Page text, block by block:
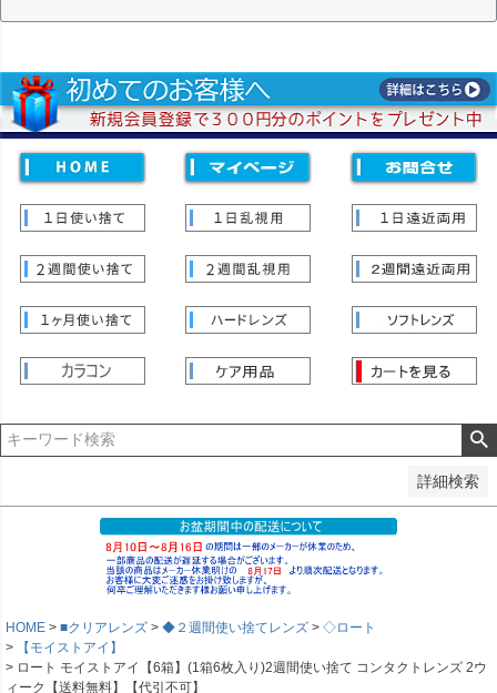
詳細検索
価格
〜
並び順
登録順
価格が高い順
レビュー順
キーワードヒット順
HOME ■クリアレンズ ◆２週間使い捨てレンズ
◇ロート
【モイストアイ】
ロート モイストアイ【6箱】(1箱6枚入り)2週間使い捨て コンタクトレンズ 2ウ
ィーク【送料無料】【代引不可】